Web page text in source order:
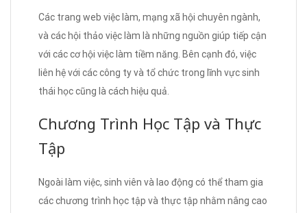
Các trang web việc làm, mạng xã hội chuyên ngành,
và các hội thảo việc làm là những nguồn giúp tiếp cận
với các cơ hội việc làm tiềm năng. Bên cạnh đó, việc
liên hệ với các công ty và tổ chức trong lĩnh vực sinh
thái học cũng là cách hiệu quả.
Chương Trình Học Tập và Thực
Tập
Ngoài làm việc, sinh viên và lao động có thể tham gia
các chương trình học tập và thực tập nhằm nâng cao